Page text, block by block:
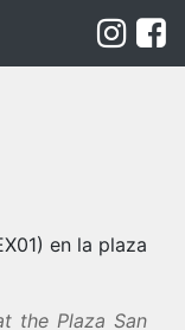
en la plaza
the Plaza San